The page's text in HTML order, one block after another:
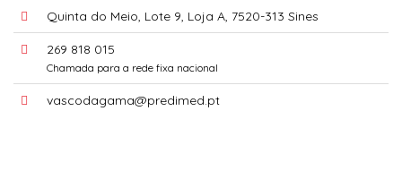
Quinta do Meio, Lote 9, Loja A, 7520-313 Sines
269 818 015
Chamada para a rede fixa nacional
vascodagama@predimed.pt